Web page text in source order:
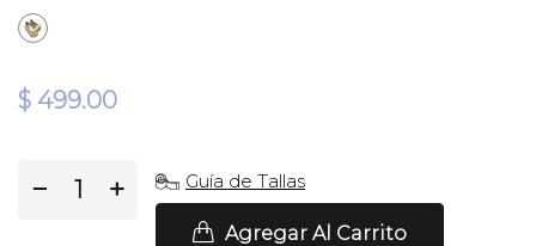
$ 499.00
− + Guía de Tallas
Agregar Al Carrito